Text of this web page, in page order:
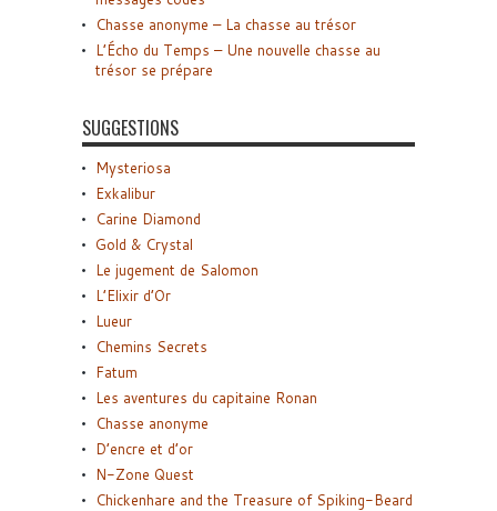
Chasse anonyme – La chasse au trésor
L’Écho du Temps – Une nouvelle chasse au
trésor se prépare
SUGGESTIONS
Mysteriosa
Exkalibur
Carine Diamond
Gold & Crystal
Le jugement de Salomon
L’Elixir d’Or
Lueur
Chemins Secrets
Fatum
Les aventures du capitaine Ronan
Chasse anonyme
D’encre et d’or
N-Zone Quest
Chickenhare and the Treasure of Spiking-Beard